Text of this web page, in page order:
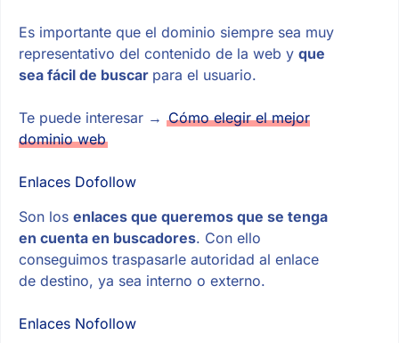
Es importante que el dominio siempre sea muy
representativo del contenido de la web y que
sea fácil de buscar para el usuario.
Te puede interesar → Cómo elegir el mejor
dominio web
Enlaces Dofollow
Son los enlaces que queremos que se tenga
en cuenta en buscadores. Con ello
conseguimos traspasarle autoridad al enlace
de destino, ya sea interno o externo.
Enlaces Nofollow